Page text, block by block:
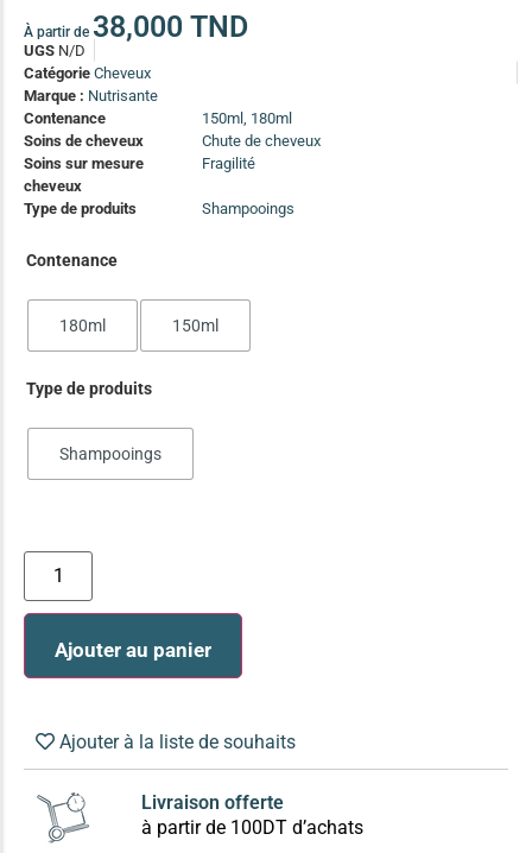
(13)
Soin anti-pelliculaire
Soin pointes cassantes et fourchues
Soins Solaires Ciblés
Soins cibés adultes(67)
Soins ciblés famille
À partir de 38,000 TND
UGS N/D
Catégorie Cheveux
Marque : Nutrisante
Contenance
150ml, 180ml
Soins de cheveux
Chute de cheveux
Soins sur mesure
cheveux
Fragilité
Type de produits Shampooings
Contenance
150ml
180ml
Type de produits
Shampooings
Ajouter au panier
Ajouter à la liste de souhaits
Livraison offerte
à partir de 100DT d’achats